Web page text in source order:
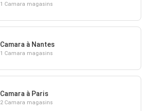
1 Camara magasins
Camara à Nantes
1 Camara magasins
Camara à Paris
2 Camara magasins